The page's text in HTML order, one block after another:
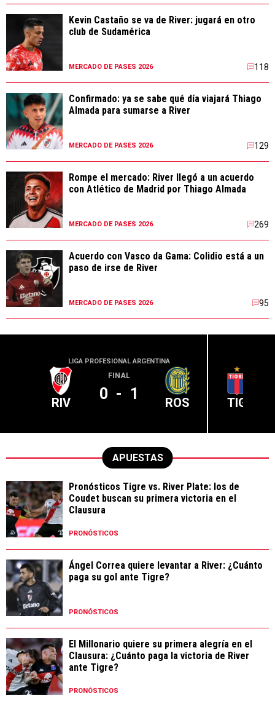
Kevin Castaño se va de River: jugará en otro
club de Sudamérica
MERCADO DE PASES 2026 118
Confirmado: ya se sabe qué día viajará Thiago
Almada para sumarse a River
MERCADO DE PASES 2026 129
Rompe el mercado: River llegó a un acuerdo
con Atlético de Madrid por Thiago Almada
MERCADO DE PASES 2026 269
Acuerdo con Vasco da Gama: Colidio está a un
paso de irse de River
MERCADO DE PASES 2026 95
LIGA PROFESIONAL ARGENTINA
RIV
FINAL
0 - 1 ROS TIG
APUESTAS
Pronósticos Tigre vs. River Plate: los de
Coudet buscan su primera victoria en el
Clausura
PRONÓSTICOS
Ángel Correa quiere levantar a River: ¿Cuánto
paga su gol ante Tigre?
PRONÓSTICOS
El Millonario quiere su primera alegría en el
Clausura: ¿Cuánto paga la victoria de River
ante Tigre?
PRONÓSTICOS